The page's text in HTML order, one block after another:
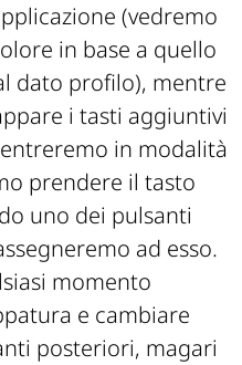
(vedremo
in base a quello
dato profilo), mentre
i tasti aggiuntivi
in modalità
prendere il tasto
uno dei pulsanti
ad esso.
momento
e cambiare
posteriori, magari